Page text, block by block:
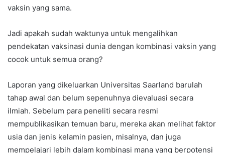
vaksin yang sama.
Jadi apakah sudah waktunya untuk mengalihkan
pendekatan vaksinasi dunia dengan kombinasi vaksin yang
cocok untuk semua orang?
Laporan yang dikeluarkan Universitas Saarland barulah
tahap awal dan belum sepenuhnya dievaluasi secara
ilmiah. Sebelum para peneliti secara resmi
mempublikasikan temuan baru, mereka akan melihat faktor
usia dan jenis kelamin pasien, misalnya, dan juga
mempelajari lebih dalam kombinasi mana yang berpotensi